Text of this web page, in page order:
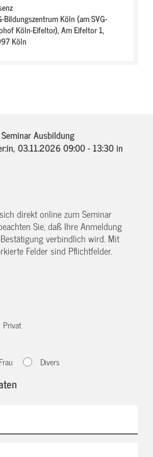
Bildungszentrum Köln (am SVG-
Köln-Eifeltor),Am Eifeltor 1,
Köln
Ausbildung
03.11.2026 09:00 - 13:30in
direkt online zum Seminar
Sie, daß Ihre Anmeldung
verbindlich wird. Mit
Felder sind Pflichtfelder.
Privat
Frau Divers